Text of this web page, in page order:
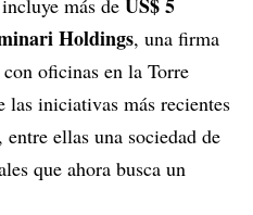
más de
Holdings, una firma
oficinas en la Torre
iniciativas más recientes
ellas una sociedad de
que ahora busca un